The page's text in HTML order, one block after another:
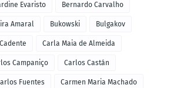
Evaristo Bernardo Carvalho
Amaral Bukowski Bulgakov
Cadente Carla Maia de Almeida
Campaniço Carlos Castán
Fuentes Carmen Maria Machado